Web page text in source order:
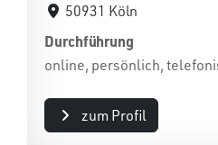
50931 Köln
Durchführung
online, persönlich,
zum Profil